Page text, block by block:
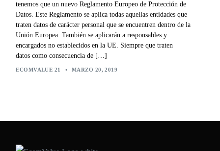
tenemos que un nuevo Reglamento Europeo de Protección de
Datos. Este Reglamento se aplica todas aquellas entidades que
traten datos de carácter personal que se encuentren dentro de la
Unión Europea. También se aplicarán a responsables y
encargados no establecidos en la UE. Siempre que traten
datos como consecuencia de […]
ECOMVALUE 21 • MARZO 20, 2019